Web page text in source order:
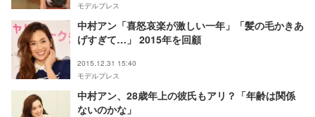
モデルプレス
中村アン「喜怒哀楽が激しい一年」「髪の毛かきあ
げすぎて…」 2015年を回顧
2015.12.31 15:40
モデルプレス
中村アン、28歳年上の彼氏もアリ？「年齢は関係
ないのかな」